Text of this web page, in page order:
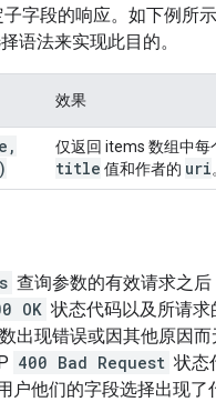
字段的响应。如下例所
语法来实现此目的。
效果
,
仅返回 items 数组中每
title 值和作者的 uri
查询参数的有效请求之
OK 状态代码以及所请求
出现错误或因其他原因
400 Bad Request 状态
户他们的字段选择出现了